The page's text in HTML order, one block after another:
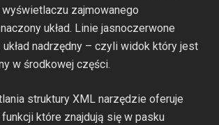
zajmowanego
układ. Linie jasnoczerwone
układ nadrzędny – czyli widok który jest
w środkowej części.
struktury XML narzędzie oferuje
które znajdują się w pasku